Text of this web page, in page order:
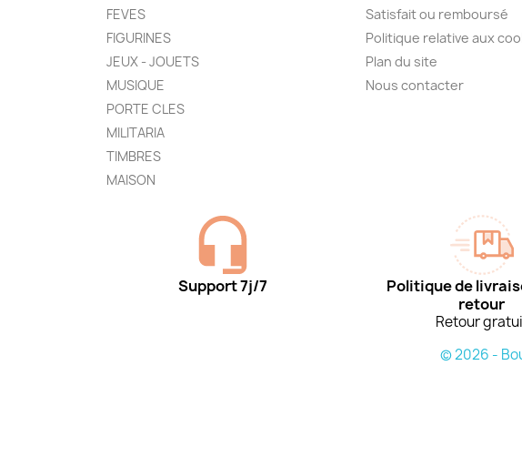
FEVES
FIGURINES
JEUX - JOUETS
MUSIQUE
PORTE CLES
MILITARIA
TIMBRES
MAISON
Satisfait ou remboursé
Politique relative aux
Plan du site
Nous contacter
Support 7j/7
Politique de
retour
Retour
© 2026 -